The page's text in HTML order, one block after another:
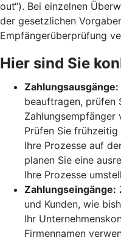
out“). Bei einzelnen
der gesetzlichen
Empfängerüberprüfung
Hier sind Sie
Zahlungsausgänge:
beauftragen, prüfen
Zahlungsempfänger
Prüfen Sie
Ihre Prozesse auf
planen Sie eine
Ihre Prozesse
Zahlungseingänge:
und Kunden, wie
Ihr
Firmennamen